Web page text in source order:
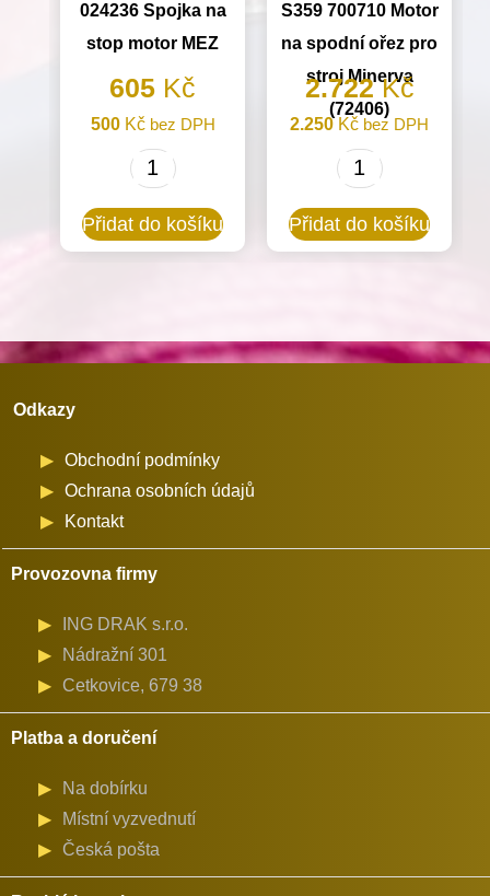
024236 Spojka na
stop motor MEZ
605 Kč
500 Kčbez DPH
024236
na
množství
Přidat do košíku
S359 700710 Motor
na spodní ořez pro
stroj Minerva
(72406)
2.722Kč
2.250 Kč bez DPH
S359
Motor
pro
Přidat do košíku
Odkazy
Obchodní podmínky
Ochrana osobních údajů
Kontakt
Provozovna firmy
ING DRAK s.r.o.
Nádražní 301
Cetkovice, 679 38
Platba a doručení
Na dobírku
Místní vyzvednutí
Česká pošta